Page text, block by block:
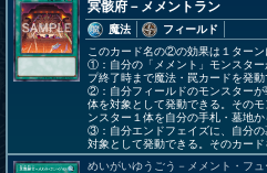
冥骸府－メメントラン
魔法
フィールド
このカード名の②の効果は１ターン
①：自分の「メメント」モンスタ
プ終了時まで魔法・罠カードを発動
②：自分フィールドのモンスターが
体を対象として発動できる。その
ンスター１体を自分の手札・墓地か
③：自分エンドフェイズに、自分
対象として発動できる。そのカー
めいがいゆうごう－メメント・フュ